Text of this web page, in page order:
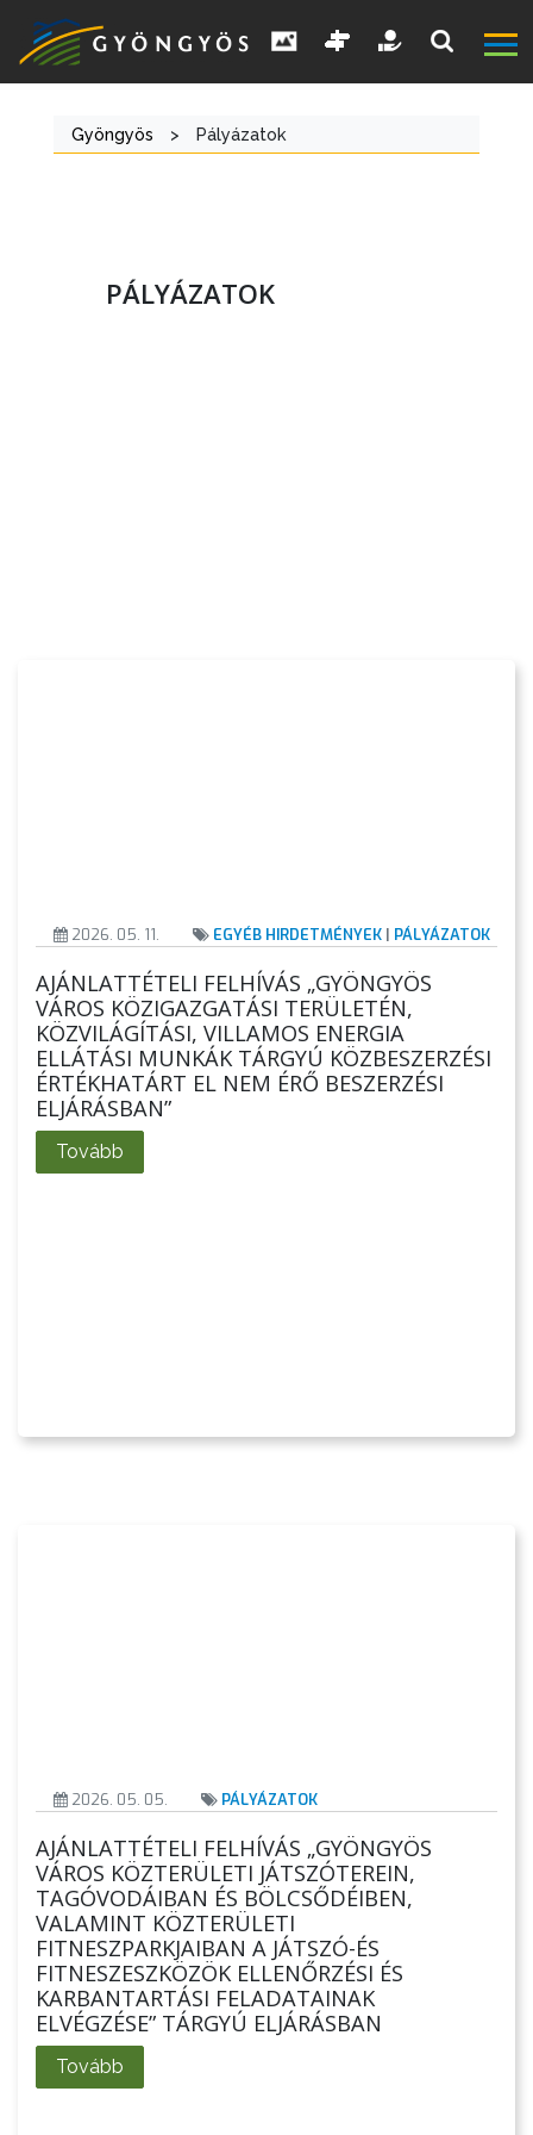
INFORMÁCIÓK
HASZNOS
KVÍZ
KÖLTSÉGVETÉSI
RENDELETEK
Gyöngyös > Pályázatok
PÁLYÁZATOK
2026. 05. 11. EGYÉB HIRDETMÉNYEK | PÁLYÁZATOK
AJÁNLATTÉTELI FELHÍVÁS „GYÖNGYÖS
VÁROS KÖZIGAZGATÁSI TERÜLETÉN,
KÖZVILÁGÍTÁSI, VILLAMOS ENERGIA
ELLÁTÁSI MUNKÁK TÁRGYÚ KÖZBESZERZÉSI
ÉRTÉKHATÁRT EL NEM ÉRŐ BESZERZÉSI
ELJÁRÁSBAN”
Tovább
2026. 05. 05. PÁLYÁZATOK
AJÁNLATTÉTELI FELHÍVÁS „GYÖNGYÖS
VÁROS KÖZTERÜLETI JÁTSZÓTEREIN,
TAGÓVODÁIBAN ÉS BÖLCSŐDÉIBEN,
VALAMINT KÖZTERÜLETI
FITNESZPARKJAIBAN A JÁTSZÓ-ÉS
FITNESZESZKÖZÖK ELLENŐRZÉSI ÉS
KARBANTARTÁSI FELADATAINAK
ELVÉGZÉSE” TÁRGYÚ ELJÁRÁSBAN
Tovább